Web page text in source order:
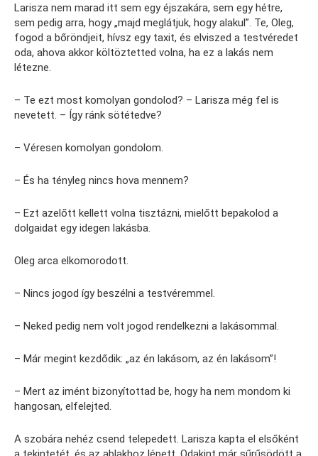
Larisza nem marad itt sem egy éjszakára, sem egy hétre,
sem pedig arra, hogy „majd meglátjuk, hogy alakul”. Te, Oleg,
fogod a bőröndjeit, hívsz egy taxit, és elviszed a testvéredet
oda, ahova akkor költöztetted volna, ha ez a lakás nem
létezne.
– Te ezt most komolyan gondolod? – Larisza még fel is
nevetett. – Így ránk sötétedve?
– Véresen komolyan gondolom.
– És ha tényleg nincs hova mennem?
– Ezt azelőtt kellett volna tisztázni, mielőtt bepakolod a
dolgaidat egy idegen lakásba.
Oleg arca elkomorodott.
– Nincs jogod így beszélni a testvéremmel.
– Neked pedig nem volt jogod rendelkezni a lakásommal.
– Már megint kezdődik: „az én lakásom, az én lakásom”!
– Mert az imént bizonyítottad be, hogy ha nem mondom ki
hangosan, elfelejted.
A szobára nehéz csend telepedett. Larisza kapta el elsőként